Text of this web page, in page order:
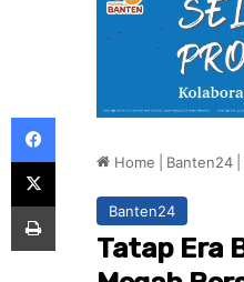
Home Banten24
Banten24
Tatap Era
Facebook